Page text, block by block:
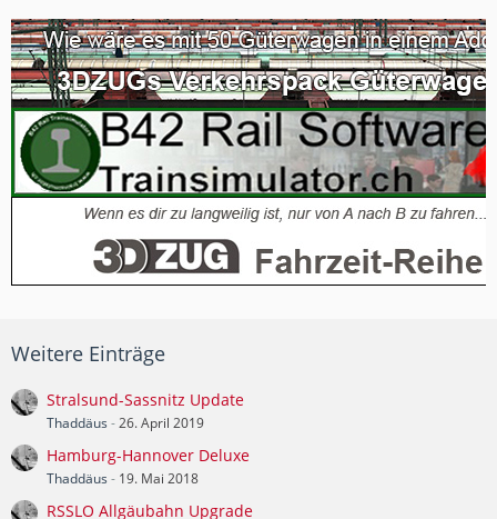
Weitere Einträge
Stralsund-Sassnitz Update
Thaddäus -26. April 2019
Hamburg-Hannover Deluxe
Thaddäus - 19. Mai 2018
RSSLO Allgäubahn Upgrade